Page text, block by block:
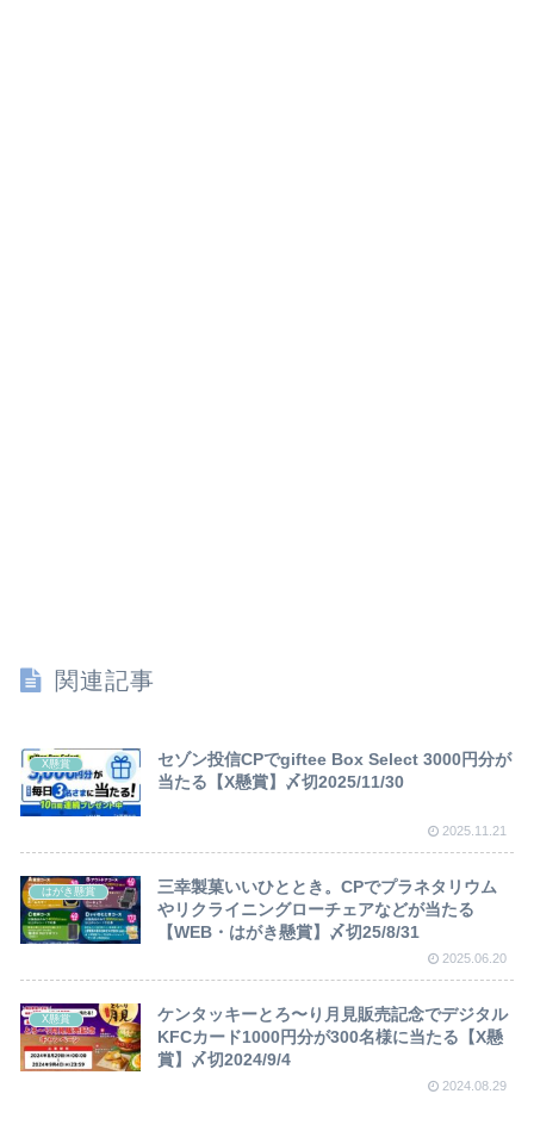
関連記事
X懸賞
セゾン投信CPでgiftee Box Select 3000円分が
当たる【X懸賞】〆切2025/11/30
2025.11.21
はがき懸賞
三幸製菓いいひととき。CPでプラネタリウム
やリクライニングローチェアなどが当たる
【WEB・はがき懸賞】〆切25/8/31
2025.06.20
X懸賞
ケンタッキーとろ〜り月見販売記念でデジタル
KFCカード1000円分が300名様に当たる【X懸
賞】〆切2024/9/4
2024.08.29